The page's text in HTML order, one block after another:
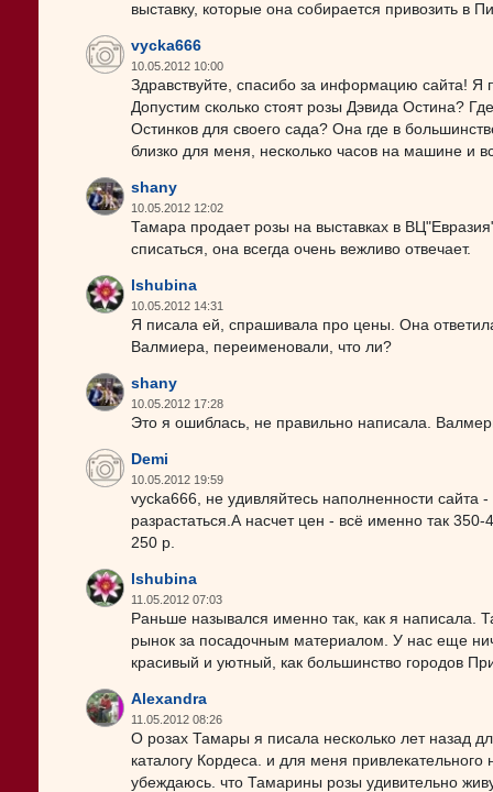
выставку, которые она собирается привозить в
vycka666
10.05.2012 10:00
Здравствуйте, спасибо за информацию сайта! Я
Допустим сколько стоят розы Дэвида Остина?
Остинков для своего сада? Она где в
близко для меня, несколько часов на машине и
shany
10.05.2012 12:02
Тамара продает розы на выставках в
списаться, она всегда очень вежливо отвечает.
lshubina
10.05.2012 14:31
Я писала ей, спрашивала про цены. Она
Валмиера, переименовали, что ли?
shany
10.05.2012 17:28
Это я ошиблась, не правильно написала.
Demi
10.05.2012 19:59
vycka666, не удивляйтесь наполненности сайта
разрастаться.А насчет цен - всё именно так
250 р.
lshubina
11.05.2012 07:03
Раньше назывался именно так, как я написала.
рынок за посадочным материалом. У нас еще
красивый и уютный, как большинство городов
Alexandra
11.05.2012 08:26
О розах Тамары я писала несколько лет назад
каталогу Кордеса. и для меня
убеждаюсь. что Тамарины розы удивительно